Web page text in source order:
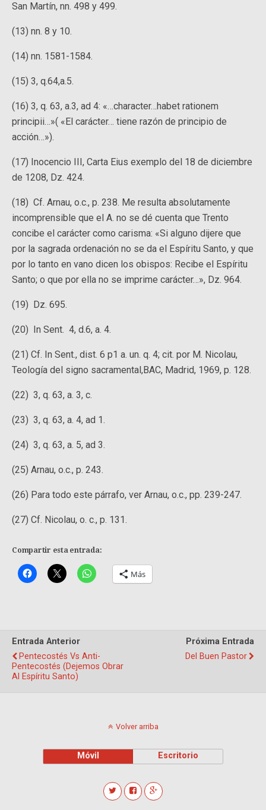
San Martín, nn. 498 y 499.
(13) nn. 8 y 10.
(14) nn. 1581-1584.
(15) 3, q.64,a.5.
(16) 3, q. 63, a.3, ad 4: «…character…habet rationem
principii…»( «El carácter… tiene razón de principio de
acción…»).
(17) Inocencio III, Carta Eius exemplo del 18 de diciembre
de 1208, Dz. 424.
(18) Cf. Arnau, o.c., p. 238. Me resulta absolutamente
incomprensible que el A. no se dé cuenta que Trento
concibe el carácter como carisma: «Si alguno dijere que
por la sagrada ordenación no se da el Espíritu Santo, y que
por lo tanto en vano dicen los obispos: Recibe el Espíritu
Santo; o que por ella no se imprime carácter…», Dz. 964.
(19) Dz. 695.
(20) In Sent. 4, d.6, a. 4.
(21) Cf. In Sent., dist. 6 p1 a. un. q. 4; cit. por M. Nicolau,
Teología del signo sacramental,BAC, Madrid, 1969, p. 128.
(22) 3, q. 63, a. 3, c.
(23) 3, q. 63, a. 4, ad 1.
(24) 3, q. 63, a. 5, ad 3.
(25) Arnau, o.c., p. 243.
(26) Para todo este párrafo, ver Arnau, o.c., pp. 239-247.
(27) Cf. Nicolau, o. c., p. 131.
Compartir esta entrada:
Más
Entrada Anterior
Pentecostés Vs Anti-
Pentecostés (dejemos Obrar
Al Espíritu Santo)
Próxima Entrada
Del Buen Pastor
Volver arriba
Móvil Escritorio